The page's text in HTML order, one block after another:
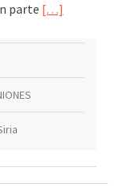
parte […]